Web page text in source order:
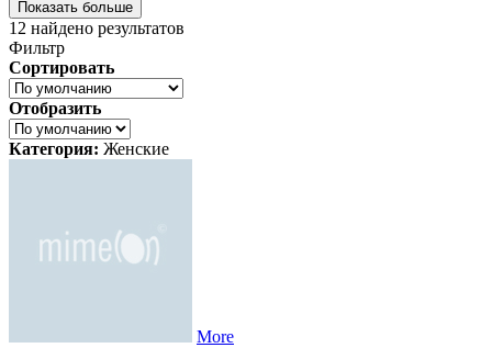
Показать больше
12 найдено результатов
Фильтр
Сортировать
Отобразить
Категория: Женские
More